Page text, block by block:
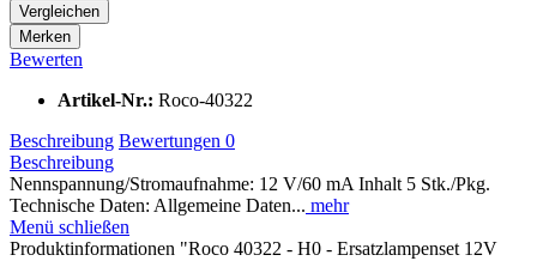
Vergleichen
Merken
Bewerten
Artikel-Nr.: Roco-40322
Beschreibung Bewertungen 0
Beschreibung
Nennspannung/Stromaufnahme: 12 V/60 mA Inhalt 5 Stk./Pkg.
Technische Daten: Allgemeine Daten... mehr
Menü schließen
Produktinformationen "Roco 40322 - H0 - Ersatzlampenset 12V